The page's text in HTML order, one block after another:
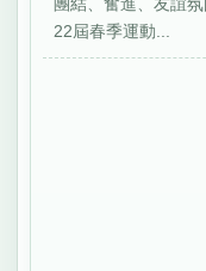
22屆春季運動...